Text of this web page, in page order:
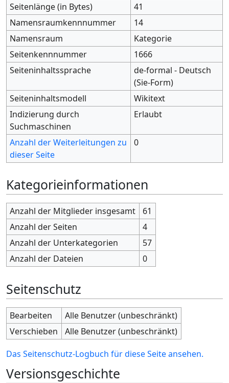
Seitenlänge (in Bytes)
41
Namensraumkennnummer
14
Namensraum
Kategorie
Seitenkennnummer
1666
Seiteninhaltssprache
de-formal - Deutsch
(Sie-Form)
Seiteninhaltsmodell
Wikitext
Indizierung durch
Suchmaschinen
Erlaubt
Anzahl der Weiterleitungen zu
dieser Seite
0
Kategorieinformationen
Anzahl der Mitglieder insgesamt
61
Anzahl der Seiten
4
Anzahl der Unterkategorien
57
Anzahl der Dateien
0
Seitenschutz
Bearbeiten
Alle Benutzer (unbeschränkt)
Verschieben
Alle Benutzer (unbeschränkt)
Das Seitenschutz-Logbuch für diese Seite ansehen.
Versionsgeschichte